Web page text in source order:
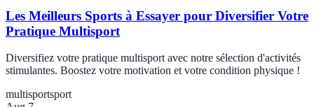
Les Meilleurs Sports à Essayer pour Diversifier Votre
Pratique Multisport
Diversifiez votre pratique multisport avec notre sélection d'activités
stimulantes. Boostez votre motivation et votre condition physique !
multisportsport